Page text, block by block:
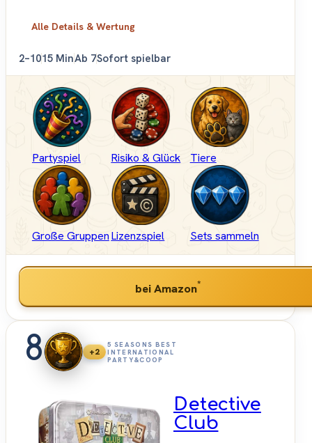
Alle Details & Wertung
2–1015 MinAb 7Sofort spielbar
Partyspiel Risiko & Glück Tiere
Große GruppenLizenzspiel Sets sammeln
bei Amazon*
8 +2
5 SEASONS BEST
INTERNATIONAL
PARTY&COOP
Detective
Club